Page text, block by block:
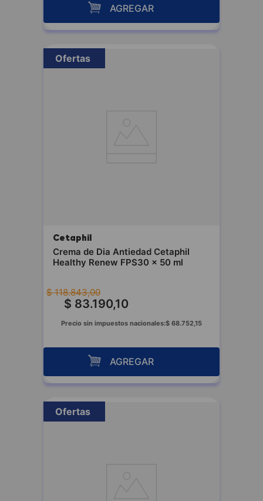
AGREGAR
Ofertas
Cetaphil
Crema de Dia Antiedad Cetaphil
Healthy Renew FPS30 x 50 ml
$ 118.843,00
$ 83.190,10
Precio sin impuestos nacionales:$ 68.752,15
AGREGAR
Ofertas